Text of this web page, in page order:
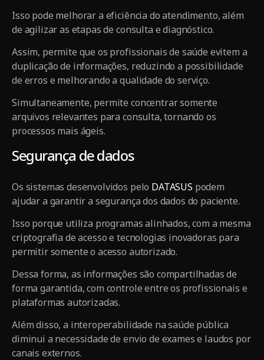
Isso pode melhorar a eficiência do atendimento, além
de agilizar as etapas de consulta e diagnóstico.
Assim, permite que os profissionais de saúde evitem a
duplicação de informações, reduzindo a possibilidade
de erros e melhorando a qualidade do serviço.
Simultaneamente, permite concentrar somente
arquivos relevantes para consulta, tornando os
processos mais ágeis.
Segurança de dados
Os sistemas desenvolvidos pelo DATASUS podem
ajudar a garantir a segurança dos dados do paciente.
Isso porque utiliza programas alinhados, com a mesma
criptografia de acesso e tecnologias inovadoras para
permitir somente o acesso autorizado.
Dessa forma, as informações são compartilhadas de
forma garantida, com controle entre os profissionais e
plataformas autorizadas.
Além disso, a interoperabilidade na saúde pública
diminui a necessidade de envio de exames e laudos por
canais externos.